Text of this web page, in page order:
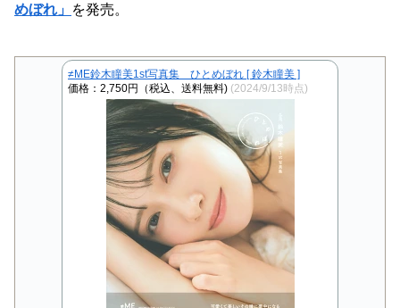
めぼれ」 を発売。
≠ME鈴木瞳美1st写真集 ひとめぼれ [ 鈴木瞳美 ]
価格：2,750円（税込、送料無料) (2024/9/13時点)